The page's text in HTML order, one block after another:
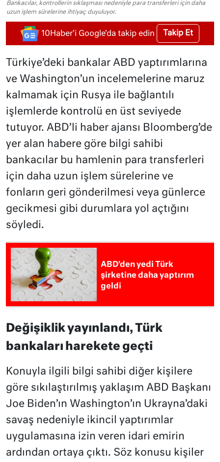
Bankacılar, kontrollerin sıklaşması nedeniyle para transferleri için daha
uzun işlem sürelerine ihtiyaç duyuluyor.
10Haber'i Google'da takip edin Takip Et
Türkiye’deki bankalar ABD yaptırımlarına
ve Washington’un incelemelerine maruz
kalmamak için Rusya ile bağlantılı
işlemlerde kontrolü en üst seviyede
tutuyor. ABD’li haber ajansı Bloomberg’de
yer alan habere göre bilgi sahibi
bankacılar bu hamlenin para transferleri
için daha uzun işlem sürelerine ve
fonların geri gönderilmesi veya günlerce
gecikmesi gibi durumlara yol açtığını
söyledi.
ABD’den yedi Türk
şirketine daha yaptırım
geldi
Değişiklik yayınlandı, Türk
bankaları harekete geçti
Konuyla ilgili bilgi sahibi diğer kişilere
göre sıkılaştırılmış yaklaşım ABD Başkanı
Joe Biden’ın Washington’ın Ukrayna’daki
savaş nedeniyle ikincil yaptırımlar
uygulamasına izin veren idari emirin
ardından ortaya çıktı. Söz konusu kişiler